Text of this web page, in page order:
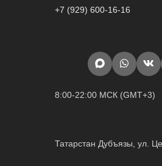
+7 (929) 600-16-16
8:00-22:00 МСК (GMT+3)
Татарстан Дубъязы, ул.